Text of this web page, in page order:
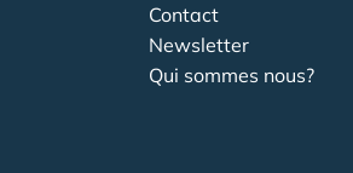
Contact
Newsletter
Qui sommes nous?